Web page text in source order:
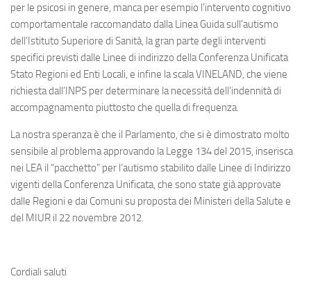
per le psicosi in genere, manca per esempio l’intervento cognitivo
comportamentale raccomandato dalla Linea Guida sull’autismo
dell’Istituto Superiore di Sanità, la gran parte degli interventi
specifici previsti dalle Linee di indirizzo della Conferenza Unificata
Stato Regioni ed Enti Locali, e infine la scala VINELAND, che viene
richiesta dall’INPS per determinare la necessità dell’indennità di
accompagnamento piuttosto che quella di frequenza.
La nostra speranza è che il Parlamento, che si è dimostrato molto
sensibile al problema approvando la Legge 134 del 2015, inserisca
nei LEA il “pacchetto” per l’autismo stabilito dalle Linee di Indirizzo
vigenti della Conferenza Unificata, che sono state già approvate
dalle Regioni e dai Comuni su proposta dei Ministeri della Salute e
del MIUR il 22 novembre 2012.
Cordiali saluti